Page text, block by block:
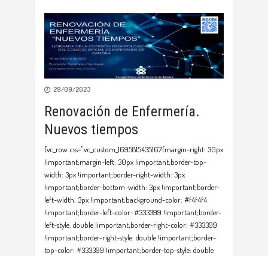
29/09/2023
Renovación de Enfermería.
Nuevos tiempos
[vc_row css=".vc_custom_1695815435167{margin-right: 30px
!important;margin-left: 30px !important;border-top-
width: 3px !important;border-right-width: 3px
!important;border-bottom-width: 3px !important;border-
left-width: 3px !important;background-color: #f4f4f4
!important;border-left-color: #333399 !important;border-
left-style: double !important;border-right-color: #333399
!important;border-right-style: double !important;border-
top-color: #333399 !important;border-top-style: double